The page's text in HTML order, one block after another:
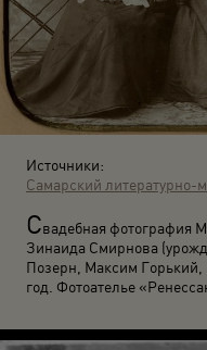
Источники:
Самарский
Свадебная фотография
Зинаида Смирнова
Позерн, Максим
год. Фотоателье